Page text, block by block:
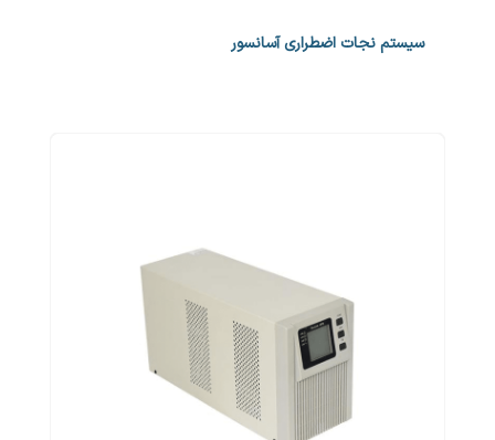
سیستم نجات اضطراری آسانسور